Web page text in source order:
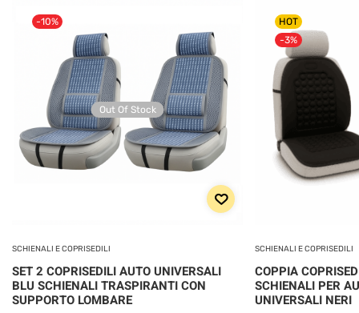
-10%
Out Of Stock
SCHIENALI E COPRISEDILI
SET 2 COPRISEDILI AUTO UNIVERSALI
BLU SCHIENALI TRASPIRANTI CON
SUPPORTO LOMBARE
HOT
-3%
SCHIENALI E COPRISEDILI
COPPIA
SCHIENALI PER
UNIVERSALI NERI